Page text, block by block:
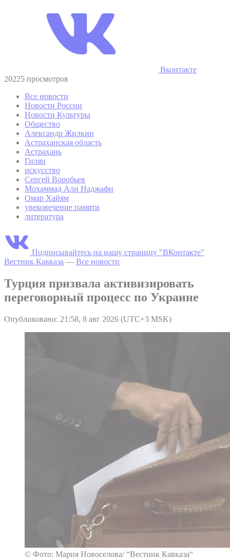
Вконтакте
20225 просмотров
Все новости
Новости России
Новости Культуры
Общество
Александр Жилкин
Астраханская область
Астрахань
Гилян
искусство
Сергей Воробьев
Мохаммад Али Наджафи
Омар Хайям
увековечение памяти
литература
Подписывайтесь на нашу страницу "ВКонтакте"
Вестник Кавказа — Все новости
Турция призвала активизировать
переговорный процесс по Украине
Опубликовано: 21:58, 8 авг 2026 (UTC+3 MSK)
© Фото: Мария Новоселова/ “Вестник Кавказа“